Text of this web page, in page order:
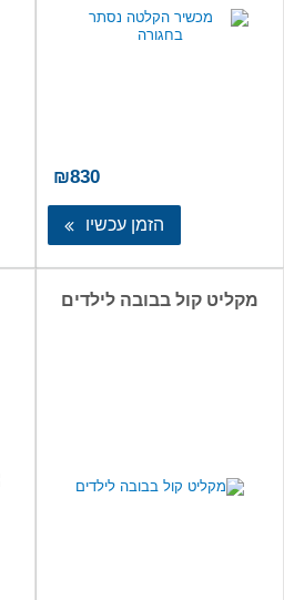
₪830
הזמן עכשיו
מקליט קול בבובה לילדים